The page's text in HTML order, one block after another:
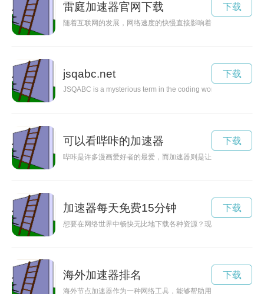
雷庭加速器官网下载
随着互联网的发展，网络速度的快慢直接影响着我们的上网体
下载
jsqabc.net
JSQABC is a mysterious term in the coding world that has
下载
可以看哔咔的加速器
哔咔是许多漫画爱好者的最爱，而加速器则是让用户更快地浏
下载
加速器每天免费15分钟
想要在网络世界中畅快无比地下载各种资源？现在有个利好消
下载
海外加速器排名
海外节点加速器作为一种网络工具，能够帮助用户突破地域限
下载